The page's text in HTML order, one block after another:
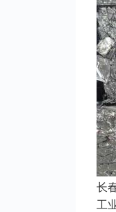
长
工